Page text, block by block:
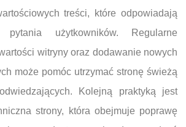
treści, które odpowiadają
użytkowników. Regularne
witryny oraz dodawanie nowych
może pomóc utrzymać stronę świeżą
Kolejną praktyką jest
strony, która obejmuje poprawę